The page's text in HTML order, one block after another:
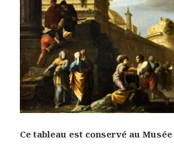
Ce tableau est conservé au